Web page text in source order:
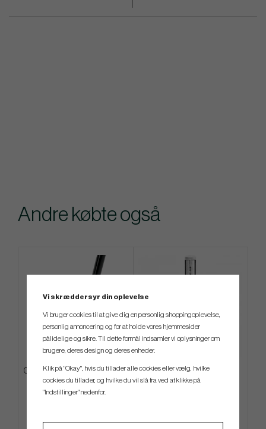
Andre købte også
Odyssey Square 2 Square TRI-
HOT - #7
Golf Pride Putter Grip Zero
Taper Large (Putter Grip)
Vi skræddersyr din oplevelse
Vi bruger cookies til at give dig en personlig shoppingoplevelse,
personlig annoncering og for at holde vores hjemmesider
pålidelige og sikre. Til dette formål indsamler vi oplysninger om
brugere, deres design og deres enheder.
Klik på "Okay", hvis du tillader alle cookies eller vælg, hvilke
cookies du tillader, og hvilke du vil slå fra ved at klikke på
"Indstillinger" nedenfor.